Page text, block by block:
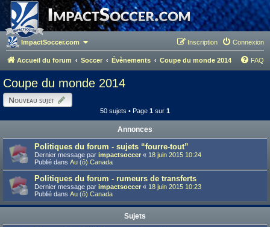
ImpactSoccer.com Connexion
Inscription
Accueil du forum Soccer Évènements Coupe du monde 2014 FAQ
Coupe du monde 2014
Nouveau sujet
50 sujets • Page 1 sur 1
Annonces
Politiques du forum - sujets “fourre-tout”
Dernier message par impactsoccer « 18 juin 2015 10:24
Publié dans Au (ô) Canada
Politiques du forum - rumeurs de transferts
Dernier message par impactsoccer « 18 juin 2015 10:23
Publié dans Au (ô) Canada
Sujets